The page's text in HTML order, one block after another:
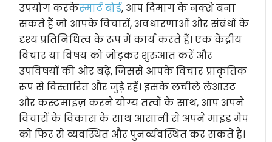
उपयोग करकेस्मार्ट बोर्ड, आप दिमाग के नक्शे बना
सकते हैं जो आपके विचारों, अवधारणाओं और संबंधों के
दृश्य प्रतिनिधित्व के रूप में कार्य करते हैं। एक केंद्रीय
विचार या विषय को जोड़कर शुरुआत करें और
उपविषयों की ओर बढ़ें, जिससे आपके विचार प्राकृतिक
रूप से विस्तारित और जुड़े रहें। इसके लचीले लेआउट
और कस्टमाइज़ करने योग्य तत्वों के साथ, आप अपने
विचारों के विकास के साथ आसानी से अपने माइंड मैप
को फिर से व्यवस्थित और पुनर्व्यवस्थित कर सकते हैं।